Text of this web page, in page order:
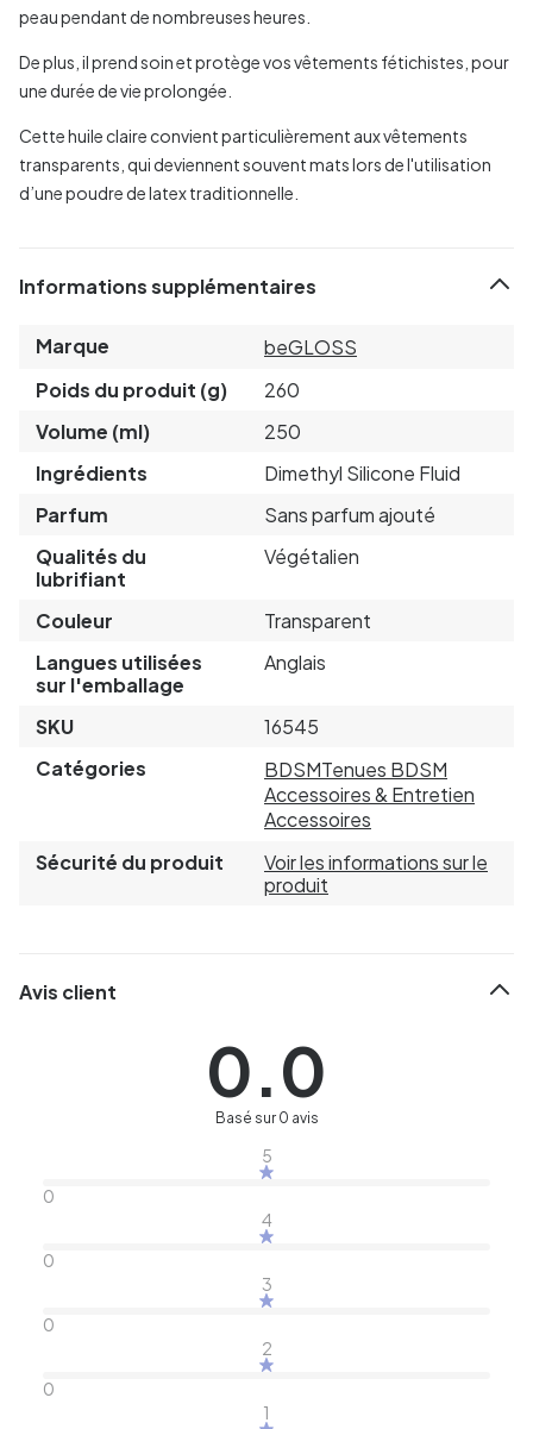
peau pendant de nombreuses heures.
De plus, il prend soin et protège vos vêtements fétichistes, pour
une durée de vie prolongée.
Cette huile claire convient particulièrement aux vêtements
transparents, qui deviennent souvent mats lors de l'utilisation
d’une poudre de latex traditionnelle.
Informations supplémentaires
Marque
beGLOSS
Poids du produit (g)
260
Volume (ml)
250
Ingrédients
Dimethyl Silicone Fluid
Parfum
Sans parfum ajouté
Qualités du
lubrifiant
Végétalien
Couleur
Transparent
Langues utilisées
sur l'emballage
Anglais
SKU
16545
Catégories
BDSMTenues BDSM
Accessoires & Entretien
Accessoires
Sécurité du produit
Voir les informations sur le
produit
Avis client
0.0
Basé sur 0 avis
5
0
4
0
3
0
2
0
1